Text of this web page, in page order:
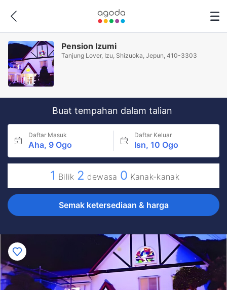
Pension Izumi
Tanjung Lover, Izu, Shizuoka, Jepun, 410-3303
Buat tempahan dalam talian
Daftar Masuk
Aha, 9 Ogo
Daftar Keluar
Isn, 10 Ogo
1 Bilik 2 dewasa 0 Kanak-kanak
Semak ketersediaan & harga